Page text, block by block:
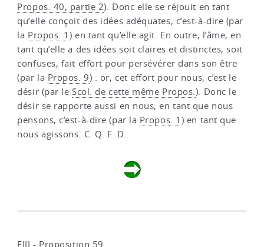
Propos. 40, partie 2). Donc elle se réjouit en tant
qu’elle conçoit des idées adéquates, c’est-à-dire (par
la Propos. 1 ) en tant qu’elle agit. En outre, l’âme, en
tant qu’elle a des idées soit claires et distinctes, soit
confuses, fait effort pour persévérer dans son être
(par la Propos. 9) : or, cet effort pour nous, c’est le
désir (par le Scol. de cette même Propos. ). Donc le
désir se rapporte aussi en nous, en tant que nous
pensons, c’est-à-dire (par la Propos. 1 ) en tant que
nous agissons. C. Q. F. D.
EIII - Proposition 59